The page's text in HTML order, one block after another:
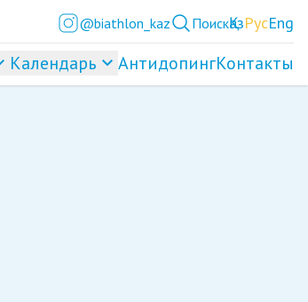
@biathlon_kaz ПоискҚазРусEng
Календарь АнтидопингКонтакты